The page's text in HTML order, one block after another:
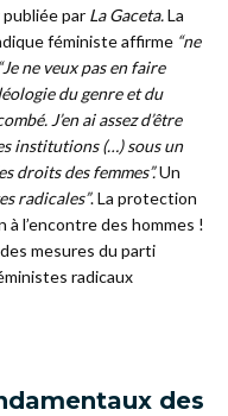
par La Gaceta.La
féministe affirme “ne
“Je ne veux pas en faire
du genre et du
J’en ai assez d’être
institutions (…) sous un
droits des femmes”.Un
radicales”. La protection
l’encontre des hommes !
mesures du parti
radicaux
des